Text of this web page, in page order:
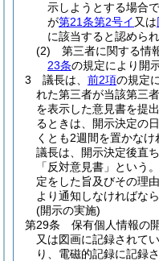
示しようとする場合
が第21条第2号イ 又は
に該当すると認められ
(2)
第三者に関する情
23条の規定により開
3
議長は、 前2項の規定
れた第三者が当該第三
を表示した意見書を提
るときは、開示決定の
くとも2週間を置かなけ
議長は、開示決定後直
「反対意見書」という
定をした旨及びその理
より通知しなければなら
(開示の実施)
第29条
保有個人情報の
又は図画に記録されて
り、電磁的記録に記録